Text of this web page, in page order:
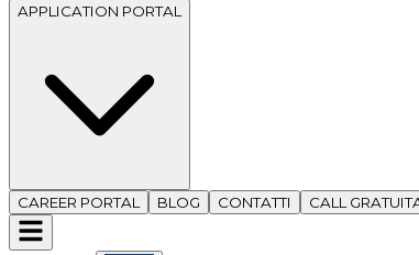
APPLICATION PORTAL
CAREER PORTAL BLOG CONTATTI CALL